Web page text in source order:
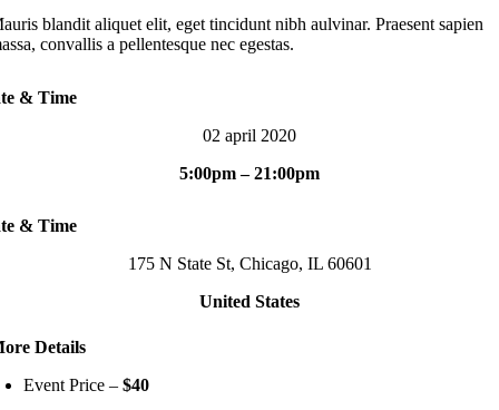
blandit aliquet elit, eget tincidunt nibh aulvinar. Praesent sapien
convallis a pellentesque nec egestas.
& Time
02 april 2020
5:00pm – 21:00pm
& Time
175 N State St, Chicago, IL 60601
United States
Details
Event Price –$40